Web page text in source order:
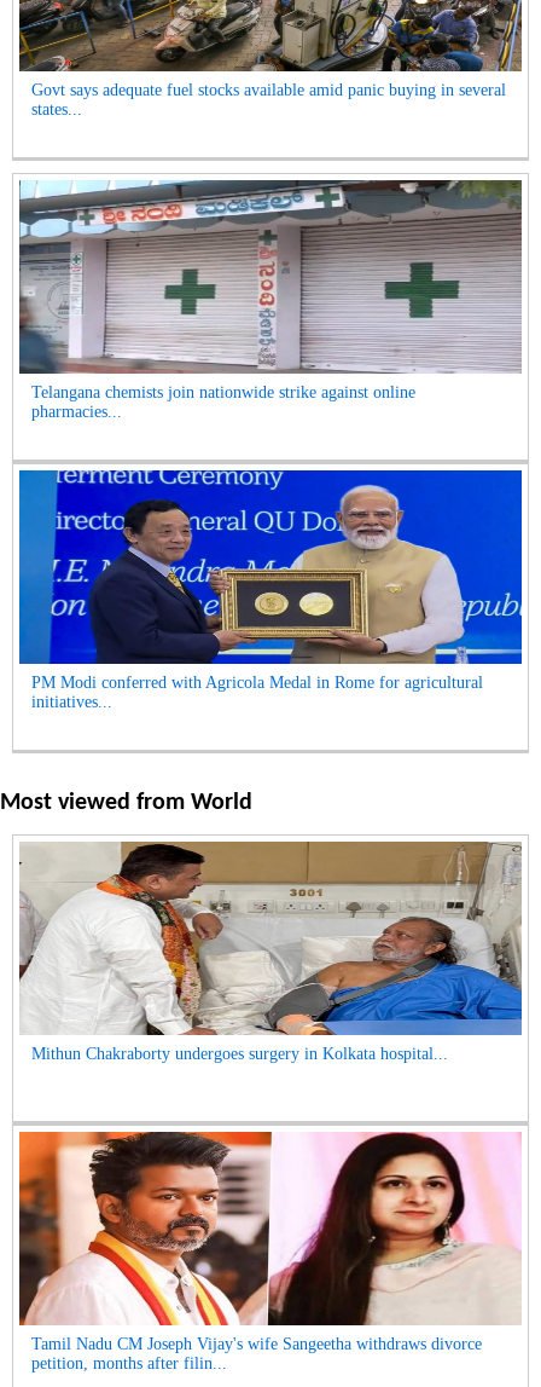
Govt says adequate fuel stocks available amid panic buying in several
states...
Telangana chemists join nationwide strike against online
pharmacies...
PM Modi conferred with Agricola Medal in Rome for agricultural
initiatives...
Most viewed from World
Mithun Chakraborty undergoes surgery in Kolkata hospital...
Tamil Nadu CM Joseph Vijay's wife Sangeetha withdraws divorce
petition, months after filin...